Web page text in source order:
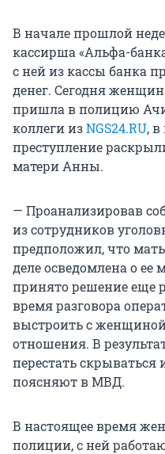
В начале прошлой
кассирша «Альфа-
с ней из кассы банка
денег. Сегодня
пришла в полицию
коллеги изNGS24.RU,
преступление
матери Анны.
— Проанализировав
из сотрудников
предположил, что
деле осведомлена о
принято решение еще
время разговора
выстроить с
отношения. В
перестать
поясняют в МВД.
В настоящее время
полиции, с ней